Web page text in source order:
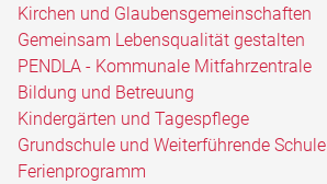
Kirchen und Glaubensgemeinschaften
Gemeinsam Lebensqualität gestalten
PENDLA - Kommunale Mitfahrzentrale
Bildung und Betreuung
Kindergärten und Tagespflege
Grundschule und Weiterführende Schule
Ferienprogramm